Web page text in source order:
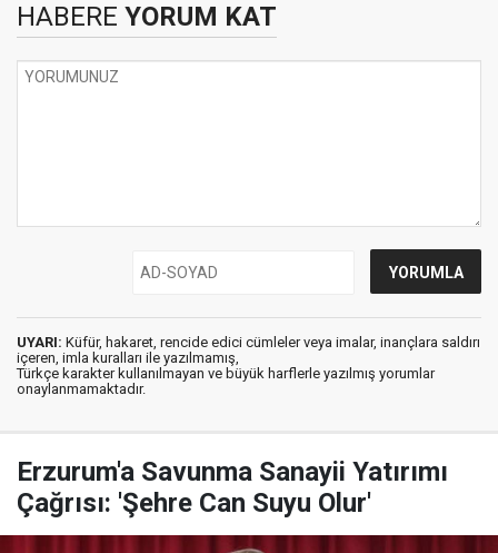
HABERE YORUM KAT
UYARI: Küfür, hakaret, rencide edici cümleler veya imalar, inançlara saldırı
içeren, imla kuralları ile yazılmamış,
Türkçe karakter kullanılmayan ve büyük harflerle yazılmış yorumlar
onaylanmamaktadır.
Erzurum'a Savunma Sanayii Yatırımı
Çağrısı: 'Şehre Can Suyu Olur'